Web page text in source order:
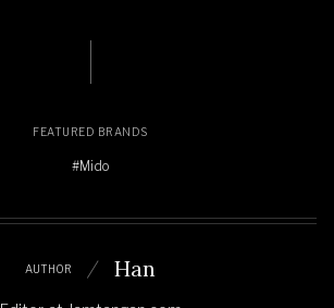
FEATURED BRANDS
#Mido
AUTHOR Han